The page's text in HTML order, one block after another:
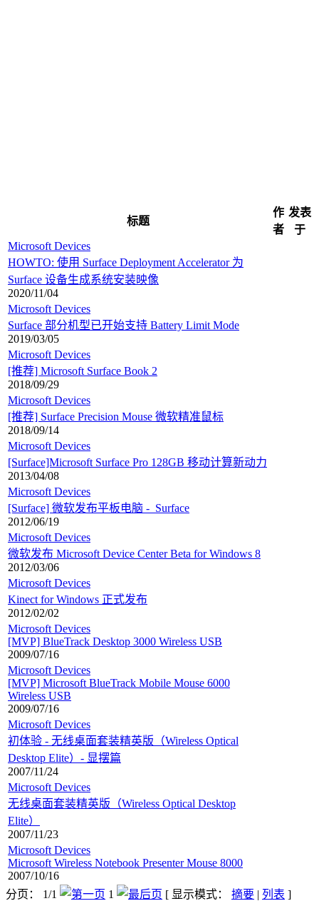
标题
作
者
发表
于
Microsoft Devices
HOWTO: 使用 Surface Deployment Accelerator 为
Surface 设备生成系统安装映像
2020/11/04
Microsoft Devices
Surface 部分机型已开始支持 Battery Limit Mode
2019/03/05
Microsoft Devices
[推荐] Microsoft Surface Book 2
2018/09/29
Microsoft Devices
[推荐] Surface Precision Mouse 微软精准鼠标
2018/09/14
Microsoft Devices
[Surface]Microsoft Surface Pro 128GB 移动计算新动力
2013/04/08
Microsoft Devices
[Surface] 微软发布平板电脑 - Surface
2012/06/19
Microsoft Devices
微软发布 Microsoft Device Center Beta for Windows 8
2012/03/06
Microsoft Devices
Kinect for Windows 正式发布
2012/02/02
Microsoft Devices
[MVP] BlueTrack Desktop 3000 Wireless USB
2009/07/16
Microsoft Devices
[MVP] Microsoft BlueTrack Mobile Mouse 6000
Wireless USB
2009/07/16
Microsoft Devices
初体验 - 无线桌面套装精英版（Wireless Optical
Desktop Elite）- 显摆篇
2007/11/24
Microsoft Devices
无线桌面套装精英版（Wireless Optical Desktop
Elite）
2007/11/23
Microsoft Devices
Microsoft Wireless Notebook Presenter Mouse 8000
2007/10/16
分页： 1/1
1 [ 显示模式： 摘要 | 列表 ]